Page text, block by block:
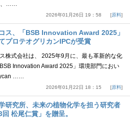
、……
2026年01月26日 19：58 原料
ス、「BSB Innovation Award 2025」
プロテオグリカンIPCが受賞
株式会社は、 2025年9月に、最も革新的な化
Innovation Award 2025」環境部門におい
……
2026年01月22日 18：15 原料
研究所、未来の植物化学を担う研究者
松尾仁賞」を贈呈。